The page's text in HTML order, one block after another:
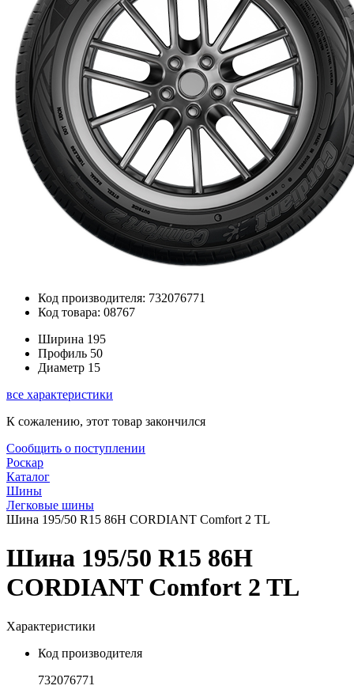
Код производителя: 732076771
Код товара: 08767
Ширина 195
Профиль 50
Диаметр 15
все характеристики
К сожалению, этот товар закончился
Сообщить о поступлении
Роскар
Каталог
Шины
Легковые шины
Шина 195/50 R15 86H CORDIANT Comfort 2 TL
Шина 195/50 R15 86H
CORDIANT Comfort 2 TL
Характеристики
Код производителя
732076771